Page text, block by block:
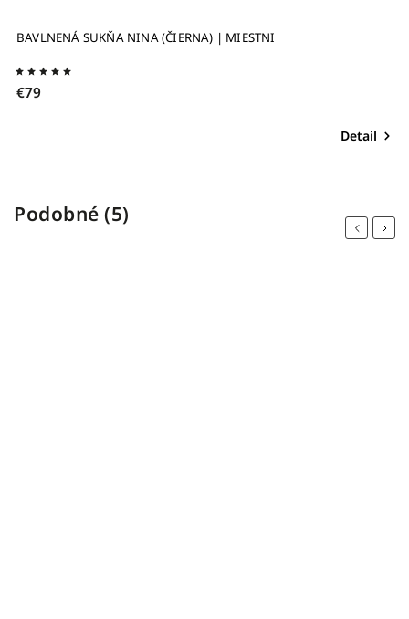
BAVLNENÁ SUKŇA NINA (ČIERNA) | MIESTNI
€79
Detail
Podobné (5)
Previous
Next